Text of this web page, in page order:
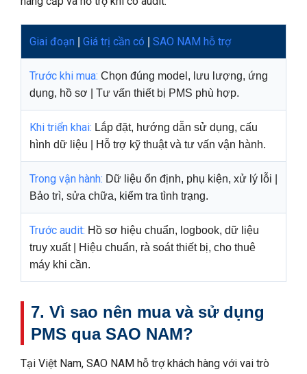
Giai đoạn Giá trị cần có SAO NAM hỗ trợ
Trước khi mua: Chọn đúng model, lưu lượng, ứng
dụng, hồ sơ | Tư vấn thiết bị PMS phù hợp.
Khi triển khai: Lắp đặt, hướng dẫn sử dụng, cấu
hình dữ liệu | Hỗ trợ kỹ thuật và tư vấn vận hành.
Trong vận hành: Dữ liệu ổn định, phụ kiện, xử lý lỗi |
Bảo trì, sửa chữa, kiểm tra tình trạng.
Trước audit: Hồ sơ hiệu chuẩn, logbook, dữ liệu
truy xuất | Hiệu chuẩn, rà soát thiết bị, cho thuê
máy khi cần.
7. Vì sao nên mua và sử dụng
PMS qua SAO NAM?
Tại Việt Nam, SAO NAM hỗ trợ khách hàng với vai trò